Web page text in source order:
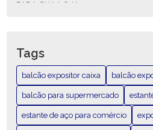
PARA SUA LOJA
GÔNDOLA CENTRAL COMPLETA: O GUIA DEFINITIVO PARA
SUA LOJA
GÔNDOLA CENTRAL COMPLETA: TUDO O QUE VOCÊ
PRECISA SABER
Tags
balcão expositor caixa balcão
balcão para supermercado
estante de aço para comércio